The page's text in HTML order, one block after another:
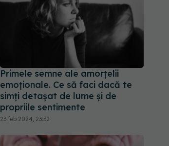
Primele semne ale amorțelii
emoționale. Ce să faci dacă te
simți detașat de lume și de
propriile sentimente
23 feb 2024, 23:32